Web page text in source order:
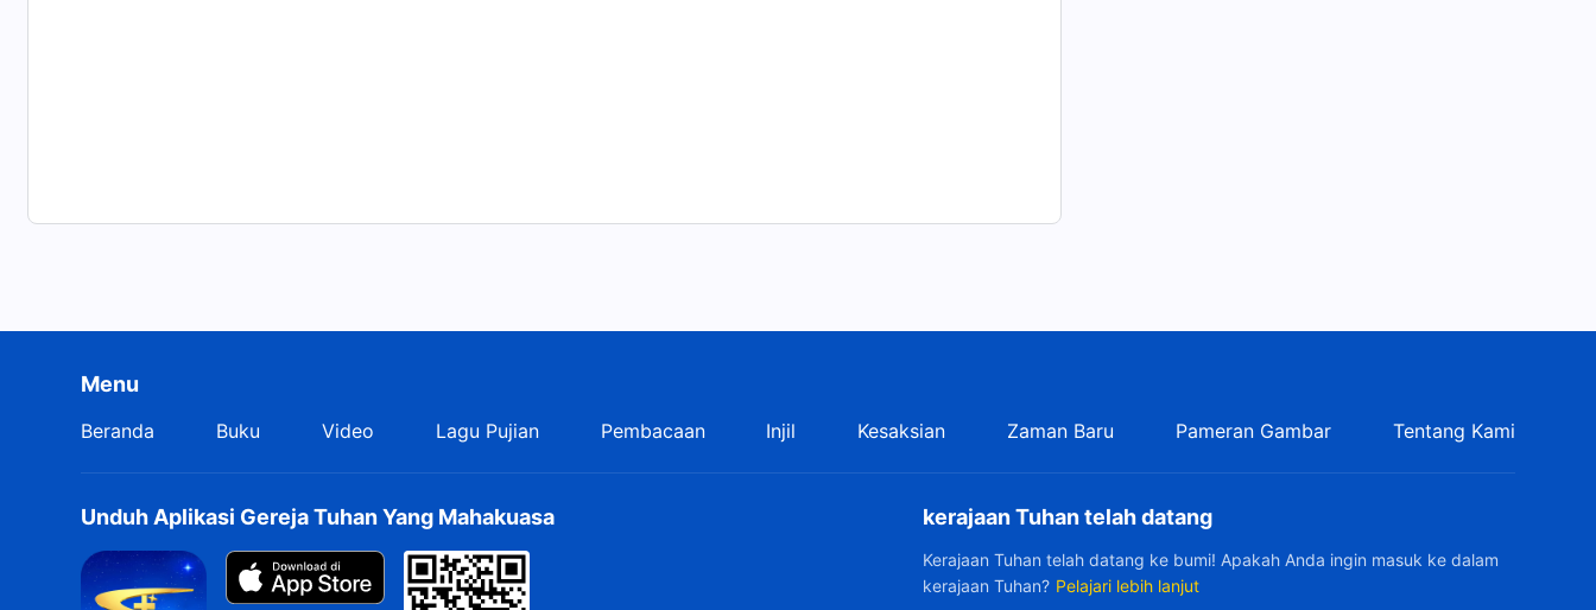
Mengenal Tuhan | Kutipan 157
Firman Tuhan Harian:
158
Firman Tuhan Harian:
Mengenal Tuhan | Kutipan
Menu
Beranda Buku Video Lagu Pujian Pembacaan Injil Kesaksian Zaman Baru Pameran Gambar Tentang Kami
Unduh Aplikasi Gereja Tuhan Yang Mahakuasa kerajaan Tuhan telah datang
Kerajaan Tuhan telah datang ke bumi! Apakah Anda ingin masuk ke dalam
kerajaan Tuhan? Pelajari lebih lanjut